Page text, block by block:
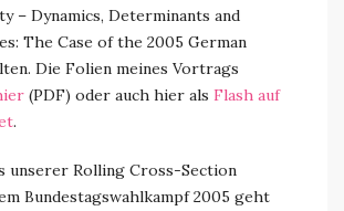
– Dynamics, Determinants and
The Case of the 2005 German
Die Folien meines Vortrags
(PDF) oder auch hier als Flash auf
.
unserer Rolling Cross-Section
Bundestagswahlkampf 2005 geht